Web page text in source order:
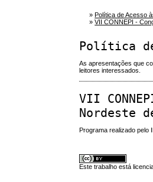
»Política de Acesso
»VII CONNEPI -
Política
As apresentações que
leitores interessados.
VII
Nordeste
Programa realizado pelo
Este trabalho está